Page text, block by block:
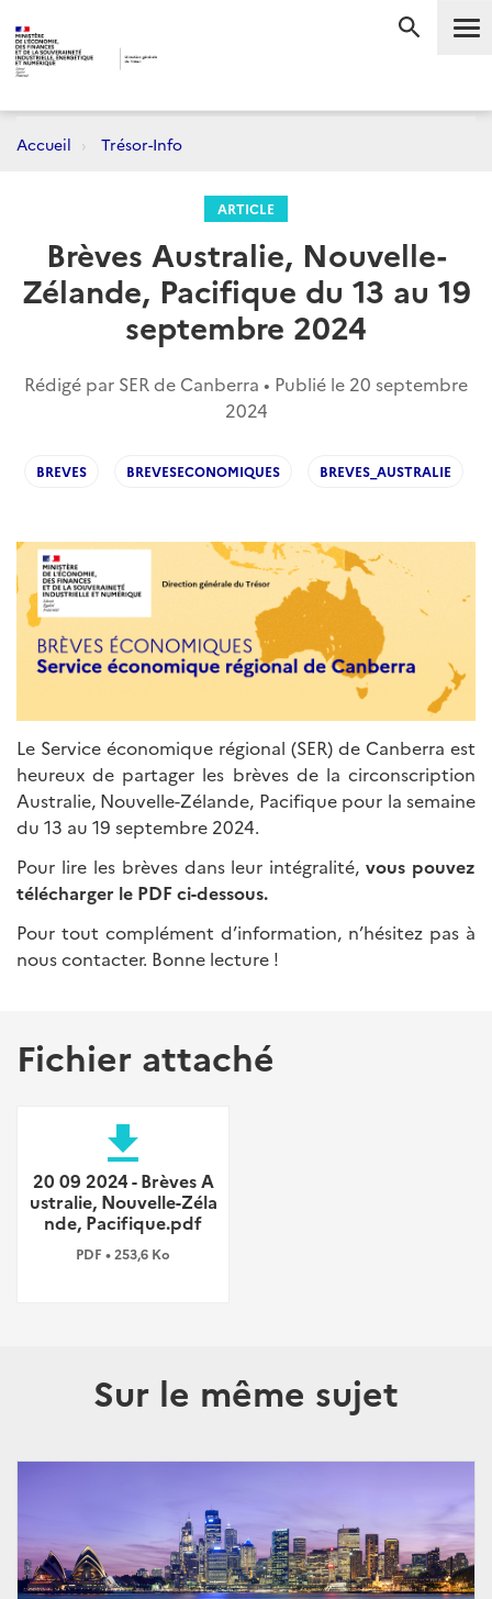
Accueil Trésor-Info
ARTICLE
Brèves Australie, Nouvelle-
Zélande, Pacifique du 13 au 19
septembre 2024
Rédigé par SER de Canberra • Publié le 20 septembre
2024
BREVES BREVESECONOMIQUES BREVES_AUSTRALIE
Le Service économique régional (SER) de Canberra est
heureux de partager les brèves de la circonscription
Australie, Nouvelle-Zélande, Pacifique pour la semaine
du 13 au 19 septembre 2024.
Pour lire les brèves dans leur intégralité,vous pouvez
télécharger le PDF ci-dessous.
Pour tout complément d’information, n’hésitez pas à
nous contacter. Bonne lecture !
Fichier attaché
file_download
20 09 2024 - Brèves A
ustralie, Nouvelle-Zéla
nde, Pacifique.pdf
PDF • 253,6 Ko
Sur le même sujet